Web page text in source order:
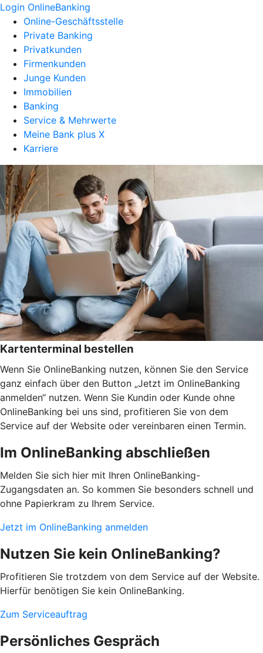
Login OnlineBanking
Online-Geschäftsstelle
Private Banking
Privatkunden
Firmenkunden
Junge Kunden
Immobilien
Banking
Service & Mehrwerte
Meine Bank plus X
Karriere
Kartenterminal bestellen
Wenn Sie OnlineBanking nutzen, können Sie den Service
ganz einfach über den Button „Jetzt im OnlineBanking
anmelden“ nutzen. Wenn Sie Kundin oder Kunde ohne
OnlineBanking bei uns sind, profitieren Sie von dem
Service auf der Website oder vereinbaren einen Termin.
Im OnlineBanking abschließen
Melden Sie sich hier mit Ihren OnlineBanking-
Zugangsdaten an. So kommen Sie besonders schnell und
ohne Papierkram zu Ihrem Service.
Jetzt im OnlineBanking anmelden
Nutzen Sie kein OnlineBanking?
Profitieren Sie trotzdem von dem Service auf der Website.
Hierfür benötigen Sie kein OnlineBanking.
Zum Serviceauftrag
Persönliches Gespräch